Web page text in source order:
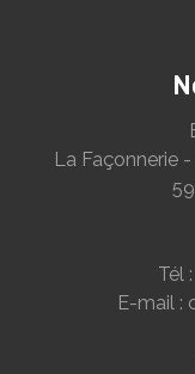
La Façonnerie
Tél
E-mail :